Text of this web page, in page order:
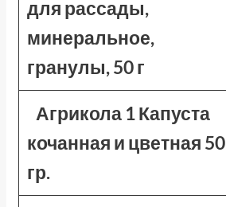
для рассады,
минеральное,
гранулы, 50 г
Агрикола 1 Капуста
кочанная и цветная 50
гр.